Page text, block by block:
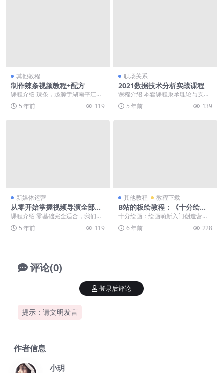
其他教程
制作辣条视频教程+配方
课程介绍 辣条，起源于湖南平江，
行业叫面筋，平江人叫麻辣，因为
辣条一开始就是麻辣...
5 年前 119
职场关系
2021数据技术分析实战课程
课程介绍 本套课程秉承理论与实践
结合的原则，内容包括数据分析思
维的讲解，Exce...
5 年前 139
新媒体运营
从零开始掌握视频导演全部技
能
课程介绍 零基础完全适合，我们将
从如何选购摄像机、拍摄视频的团
队分工及职责等开始...
5 年前 119
其他教程 教程下载
B站的板绘教程：《十分绘
画：绘画萌新入门创造营》分
享
十分绘画：绘画萌新入门创造营，1
65.3万播放·已完结，共19期。 介
绍： 绘画...
6 年前 228
评论(0)
提示：请文明发言
登录后评论
作者信息
小玥